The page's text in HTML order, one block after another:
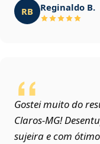
RB Reginaldo B.
Gostei muito do
Claros‑MG!
sujeira e com